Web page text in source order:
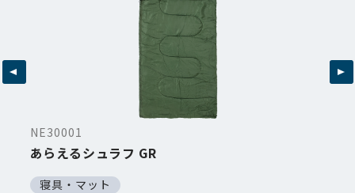
NE30001
あらえるシュラフ GR
寝具・マット